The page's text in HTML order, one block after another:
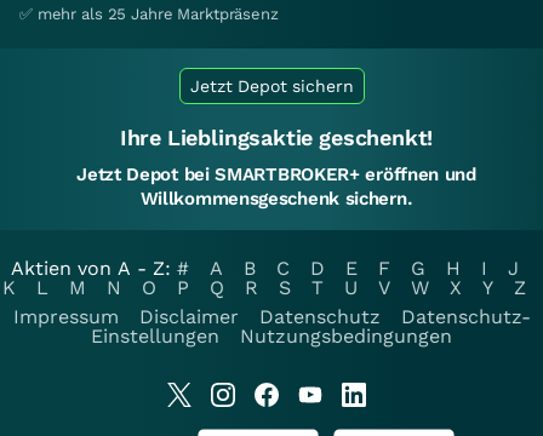
✅ mehr als 25 Jahre Marktpräsenz
Jetzt Depot sichern
Ihre Lieblingsaktie geschenkt!
Jetzt Depot bei SMARTBROKER+ eröffnen und
Willkommensgeschenk sichern.
Aktien von A - Z: # A B C D E F G H I
J
K
L M N O P Q R S T U V W X Y
Z
Impressum
Disclaimer Datenschutz
Datenschutz-
Einstellungen
Nutzungsbedingungen